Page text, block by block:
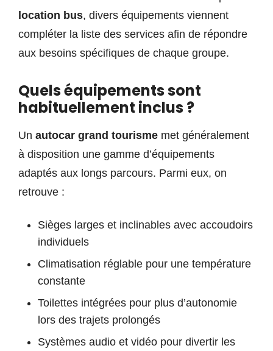
location bus, divers équipements viennent
compléter la liste des services afin de répondre
aux besoins spécifiques de chaque groupe.
Quels équipements sont
habituellement inclus ?
Un autocar grand tourisme met généralement
à disposition une gamme d’équipements
adaptés aux longs parcours. Parmi eux, on
retrouve :
Sièges larges et inclinables avec accoudoirs
individuels
Climatisation réglable pour une température
constante
Toilettes intégrées pour plus d’autonomie
lors des trajets prolongés
Systèmes audio et vidéo pour divertir les